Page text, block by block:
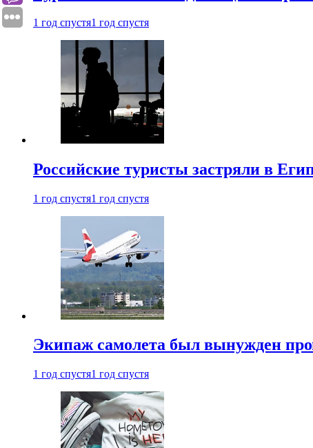
1 год спустя1 год спустя
Российские туристы застряли в
1 год спустя1 год спустя
Экипаж самолета был вынужден
1 год спустя1 год спустя